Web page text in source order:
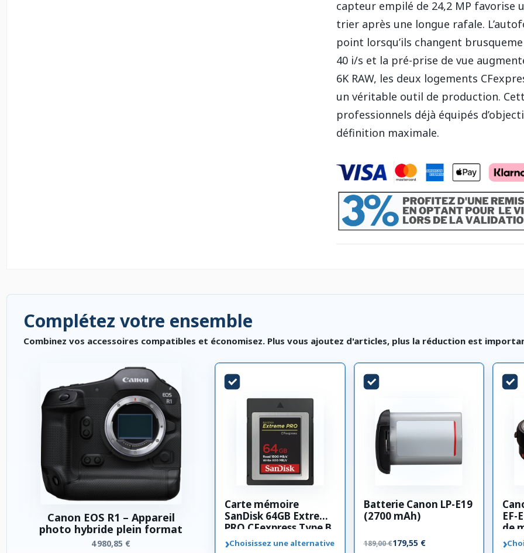
capteur empilé de 24,2 MP favorise
trier après une longue rafale.
point lorsqu’ils changent
40 i/s et la pré-prise de vue
6K RAW, les deux logements
un véritable outil de production.
professionnels déjà équipés
définition maximale.
Complétez votre ensemble
Combinez vos accessoires compatibles et économisez. Plus vous ajoutez d'articles, plus la réduction est
Canon EOS R1 – Appareil
photo hybride plein format
4 980,85 €
Carte mémoire
SanDisk 64GB Extreme
PRO CFexpress Type B
›Choisissez une alternative
Batterie Canon LP-E19
(2700 mAh)
189,00 €179,55 €
EF-
de
›